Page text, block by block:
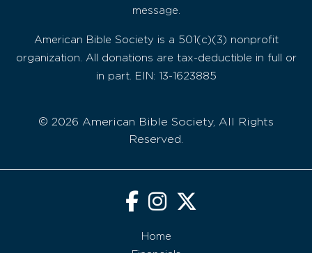
message.
American Bible Society is a 501(c)(3) nonprofit
organization. All donations are tax-deductible in full or
in part. EIN: 13-1623885
© 2026 American Bible Society, All Rights
Reserved.
Home